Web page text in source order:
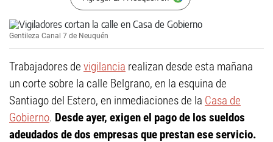
Gentileza Canal 7 de Neuquén
Trabajadores de vigilancia realizan desde esta mañana
un corte sobre la calle Belgrano, en la esquina de
Santiago del Estero, en inmediaciones de la Casa de
Gobierno. Desde ayer, exigen el pago de los sueldos
adeudados de dos empresas que prestan ese servicio.